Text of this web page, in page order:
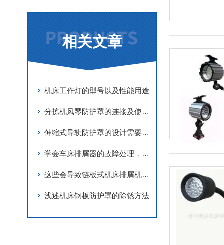
相关文章
机床工作灯的型号以及性能用途
分拣机风琴防护罩的连接及使用方法
伸缩式导轨防护罩的设计需要考虑的三个部分
学会车床排屑器的故障处理，使你更加轻松
这些会导致链板式机床排屑机卡死的因素您知道吗？
浅述机床钢板防护罩的除锈方法